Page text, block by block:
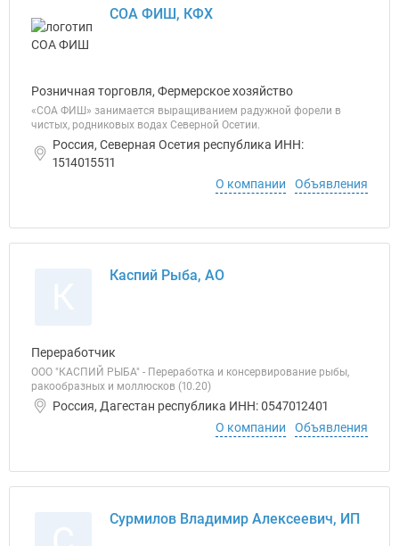
СОА ФИШ, КФХ
Розничная торговля, Фермерское хозяйство
«СОА ФИШ» занимается выращиванием радужной форели в
чистых, родниковых водах Северной Осетии.
Россия, Северная Осетия республика ИНН:
1514015511
О компании
Объявления
Каспий Рыба, АО
Переработчик
ООО "КАСПИЙ РЫБА" - Переработка и консервирование рыбы,
ракообразных и моллюсков (10.20)
Россия, Дагестан республика ИНН: 0547012401
О компании
Объявления
Сурмилов Владимир Алексеевич, ИП